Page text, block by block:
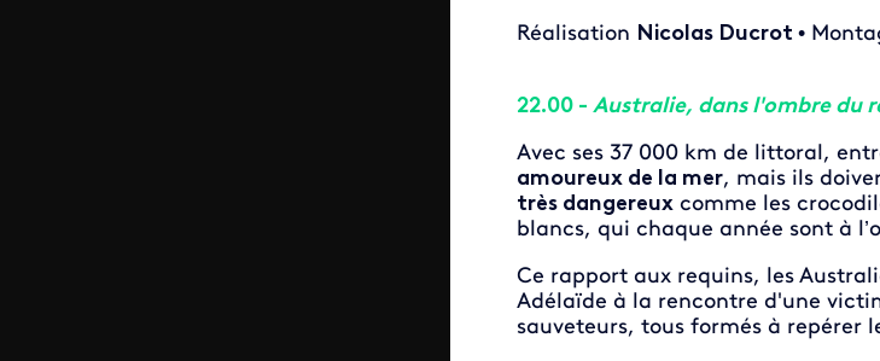
Réalisation Nicolas Ducrot •
22.00 - Australie, dans l'ombre du
Avec ses 37 000 km de littoral,
amoureux de la mer, mais ils
très dangereuxcomme les
blancs, qui chaque année sont à
Ce rapport aux requins, les
Adélaïde à la rencontre d'une
sauveteurs, tous formés à repérer